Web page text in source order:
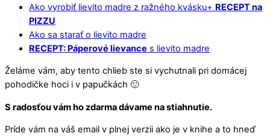
Ako vyrobiť lievito madre z ražného kvásku+ RECEPT na
PIZZU
Ako sa starať o lievito madre
RECEPT: Páperové lievance s lievito madre
Želáme vám, aby tento chlieb ste si vychutnali pri domácej
pohodičke hoci i v papučkách 🙂
S radosťou vám ho zdarma dávame na stiahnutie.
Príde vám na váš email v plnej verzii ako je v knihe a to hneď